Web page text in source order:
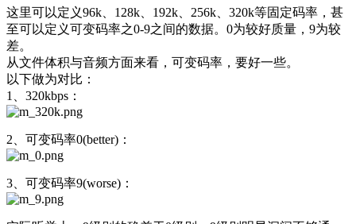
这里可以定义96k、128k、192k、256k、320k等固定码率，甚
至可以定义可变码率之0-9之间的数据。0为较好质量，9为较
差。
从文件体积与音频方面来看，可变码率，要好一些。
以下做为对比：
1、320kbps：
2、可变码率0(better)：
3、可变码率9(worse)：